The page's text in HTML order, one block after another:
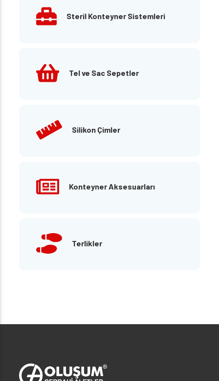
Steril Konteyner Sistemleri
Tel ve Sac Sepetler
Silikon Çimler
Konteyner Aksesuarları
Terlikler